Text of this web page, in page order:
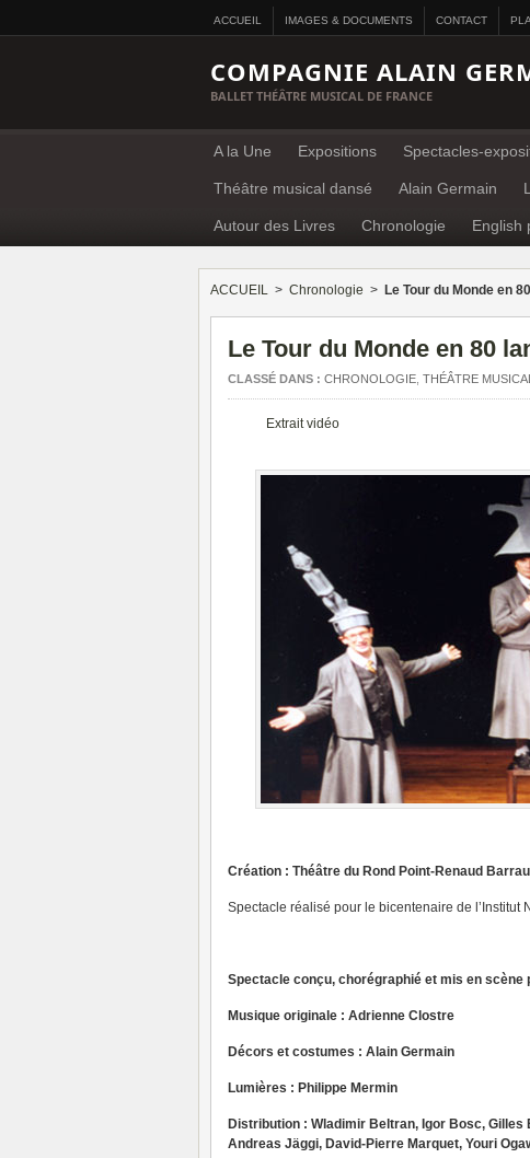
ACCUEIL IMAGES & DOCUMENTS CONTACT
COMPAGNIE ALAIN
BALLET THÉÂTRE MUSICAL DE FRANCE
A la Une Expositions Spectacles-
Théâtre musical dansé Alain Germain
Autour des Livres Chronologie English
ACCUEIL > Chronologie > Le Tour du Monde en
Le Tour du Monde en 80
CLASSÉ DANS : CHRONOLOGIE THÉÂTRE
Extrait vidéo
Création : Théâtre du Rond Point-Renaud
Spectacle réalisé pour le bicentenaire de
Spectacle conçu, chorégraphié et mis en scène
Musique originale : Adrienne Clostre
Décors et costumes : Alain Germain
Lumières : Philippe Mermin
Distribution : Wladimir Beltran, Igor Bosc,
Andreas Jäggi, David-Pierre Marquet, Youri